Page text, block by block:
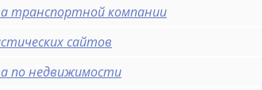
транспортной компании
сайтов
по недвижимости